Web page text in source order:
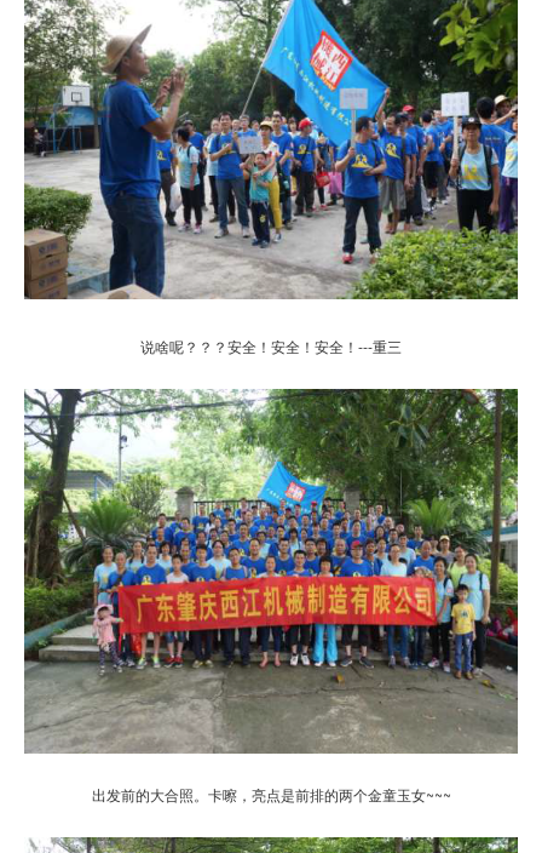
说啥呢？？？安全！安全！安全！---重三
出发前的大合照。卡嚓，亮点是前排的两个金童玉女~~~